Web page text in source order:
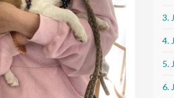
3.
4.
5.
6.